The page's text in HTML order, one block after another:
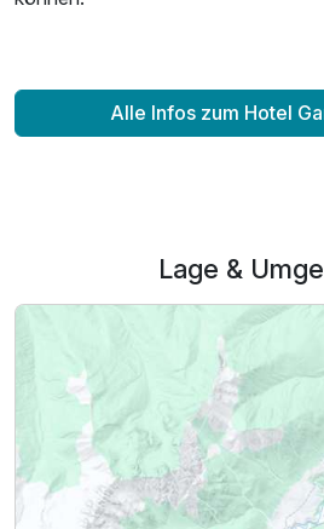
Alle Infos zum Hotel
Lage &